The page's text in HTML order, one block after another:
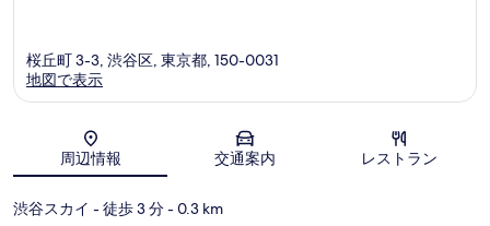
地図
桜丘町 3-3, 渋谷区, 東京都, 150-0031
地図で表示
周辺情報 交通案内 レストラン
渋谷スカイ - 徒歩 3 分- 0.3 km